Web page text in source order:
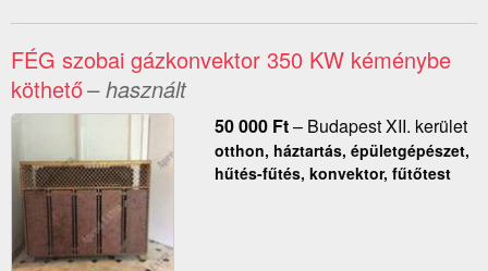
FÉG szobai gázkonvektor 350 KW kéménybe
köthető– használt
50 000 Ft– Budapest XII. kerület
otthon, háztartás, épületgépészet,
hűtés-fűtés, konvektor, fűtőtest